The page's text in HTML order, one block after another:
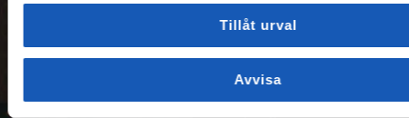
Tillåt urval
Avvisa
sociologer,
hälsovetare och
beteendevetare som